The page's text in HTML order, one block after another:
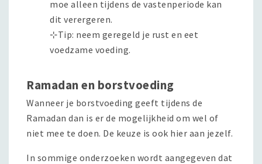
moe alleen tijdens de vastenperiode kan
dit verergeren.
⊹Tip: neem geregeld je rust en eet
voedzame voeding.
Ramadan en borstvoeding
Wanneer je borstvoeding geeft tijdens de
Ramadan dan is er de mogelijkheid om wel of
niet mee te doen. De keuze is ook hier aan jezelf.
In sommige onderzoeken wordt aangegeven dat